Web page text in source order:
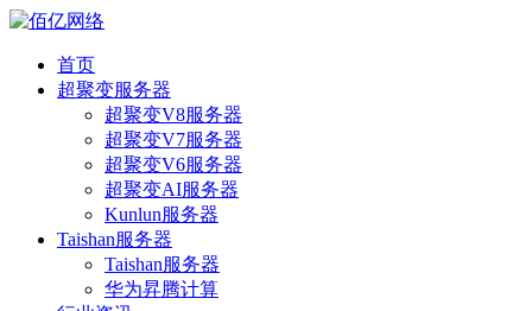
首页
超聚变服务器
超聚变V8服务器
超聚变V7服务器
超聚变V6服务器
超聚变AI服务器
Kunlun服务器
Taishan服务器
Taishan服务器
华为昇腾计算